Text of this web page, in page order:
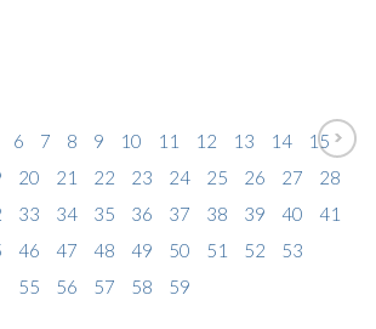
6 7 8 9 10 11 12 13 14
15
20 21 22 23 24 25 26 27
28
33 34 35 36 37 38 39 40
41
46 47 48 49 50 51 52 53
55
56 57 58 59